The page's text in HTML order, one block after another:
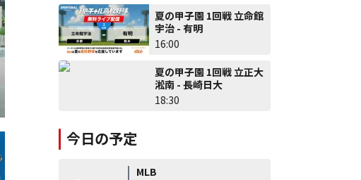
夏の甲子園 1回戦 立命館
宇治 - 有明
16:00
夏の甲子園 1回戦 立正大
淞南 - 長崎日大
18:30
今日の予定
MLB